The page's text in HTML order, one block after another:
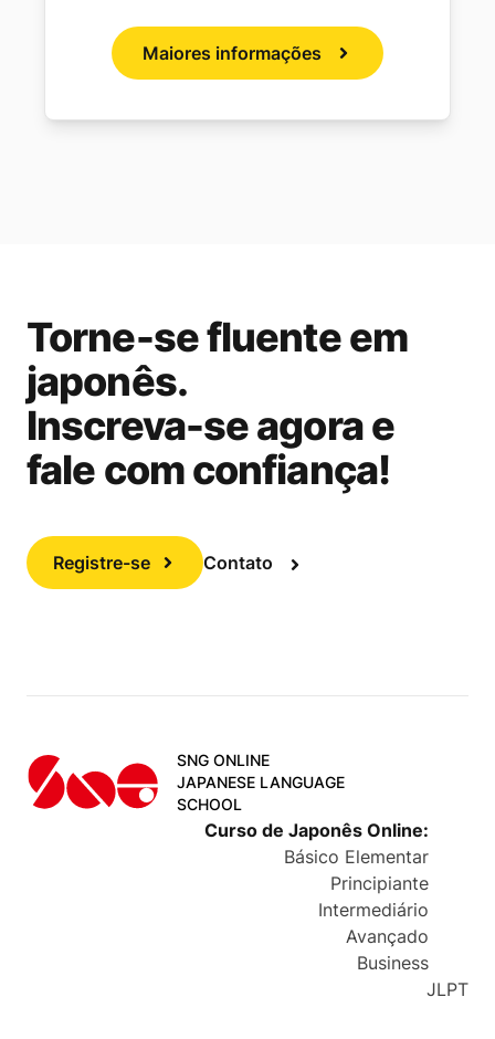
Maiores informações
Torne-se fluente em
japonês.
Inscreva-se agora e
fale com confiança!
Registre-se Contato
SNG ONLINE
JAPANESE LANGUAGE
SCHOOL
Curso de Japonês Online:
Básico Elementar
Principiante
Intermediário
Avançado
Business
JLPT